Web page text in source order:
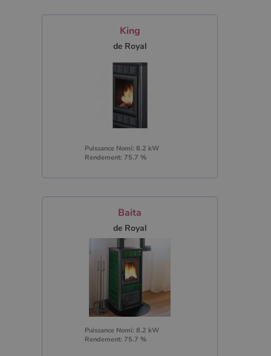
King
de Royal
Puissance Nomi: 8.2 kW
Rendement: 75.7 %
Baita
de Royal
Puissance Nomi: 8.2 kW
Rendement: 75.7 %